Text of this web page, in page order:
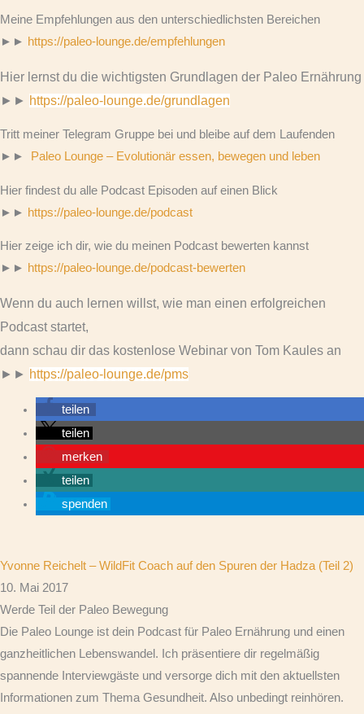
Meine Empfehlungen aus den unterschiedlichsten Bereichen
►► https://paleo-lounge.de/empfehlungen
Hier lernst du die wichtigsten Grundlagen der Paleo Ernährung
►► https://paleo-lounge.de/grundlagen
Tritt meiner Telegram Gruppe bei und bleibe auf dem Laufenden
►►
Paleo Lounge – Evolutionär essen, bewegen und leben
Hier findest du alle Podcast Episoden auf einen Blick
►► https://paleo-lounge.de/podcast
Hier zeige ich dir, wie du meinen Podcast bewerten kannst
►► https://paleo-lounge.de/podcast-bewerten
Wenn du auch lernen willst, wie man einen erfolgreichen
Podcast startet,
dann schau dir das kostenlose Webinar von Tom Kaules an
►► https://paleo-lounge.de/pms
teilen
teilen
merken
teilen
spenden
Yvonne Reichelt – WildFit Coach auf den Spuren der Hadza (Teil 2)
10. Mai 2017
Werde Teil der Paleo Bewegung
Die Paleo Lounge ist dein Podcast für Paleo Ernährung und einen
ganzheitlichen Lebenswandel. Ich präsentiere dir regelmäßig
spannende Interviewgäste und versorge dich mit den aktuellsten
Informationen zum Thema Gesundheit. Also unbedingt reinhören.